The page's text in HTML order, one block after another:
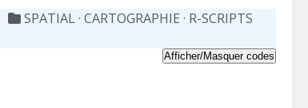
SPATIAL· CARTOGRAPHIE · R-SCRIPTS
Afficher/Masquer codes